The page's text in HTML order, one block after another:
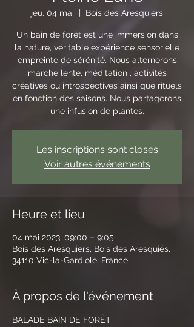
jeu. 04 mai
  |
Bois des Aresquiers
Un bain de forêt est une immersion dans
la nature, véritable expérience sensorielle
empreinte de sérénité. Nous alternerons
marche lente, méditation , activités
créatives ou introspectives ainsi que rituels
en fonction des saisons. Nous partagerons
une infusion de plantes.
Les inscriptions sont closes
Voir autres événements
Heure et lieu
04 mai 2023, 09:00 – 9:05
Bois des Aresquiers, Bois des Aresquiés,
34110 Vic-la-Gardiole, France
À propos de l'événement
BALADE BAIN DE FORÊT